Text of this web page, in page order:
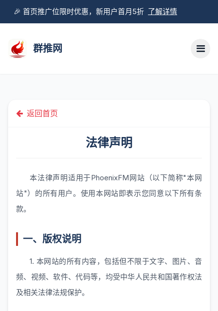
🎉 首页推广位限时优惠，新用户首月5折 了解详情
群推网
返回首页
法律声明
本法律声明适用于PhoenixFM网站（以下简称"本网
站"）的所有用户。使用本网站即表示您同意以下所有条
款。
一、版权说明
1. 本网站的所有内容，包括但不限于文字、图片、音
频、视频、软件、代码等，均受中华人民共和国著作权法
及相关法律法规保护。